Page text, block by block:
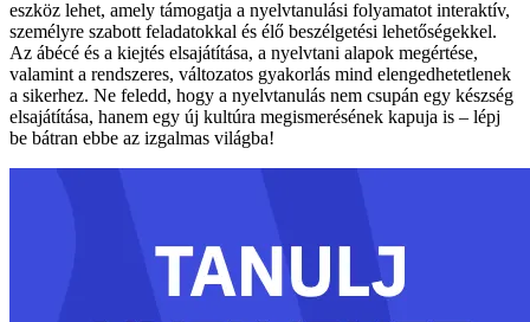
eszköz lehet, amely támogatja a nyelvtanulási folyamatot interaktív,
személyre szabott feladatokkal és élő beszélgetési lehetőségekkel.
Az ábécé és a kiejtés elsajátítása, a nyelvtani alapok megértése,
valamint a rendszeres, változatos gyakorlás mind elengedhetetlenek
a sikerhez. Ne feledd, hogy a nyelvtanulás nem csupán egy készség
elsajátítása, hanem egy új kultúra megismerésének kapuja is – lépj
be bátran ebbe az izgalmas világba!